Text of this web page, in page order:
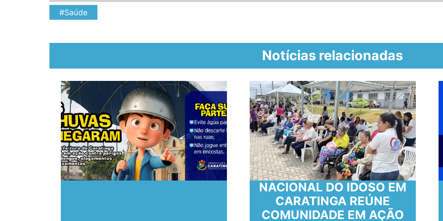
#Saúde
Notícias relacionadas
COMEMORAÇÃO AO DIA
NACIONAL DO IDOSO EM
CARATINGA REÚNE
COMUNIDADE EM AÇÃO